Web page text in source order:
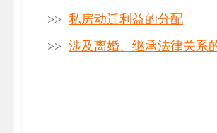
>> 私房动迁利益的分配
>> 涉及离婚、继承法律关系